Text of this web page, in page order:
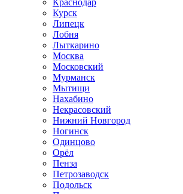
Краснодар
Курск
Липецк
Лобня
Лыткарино
Москва
Московский
Мурманск
Мытищи
Нахабино
Некрасовский
Нижний Новгород
Ногинск
Одинцово
Орёл
Пенза
Петрозаводск
Подольск